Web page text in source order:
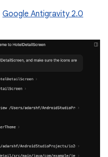
Google Antigravity 2.0